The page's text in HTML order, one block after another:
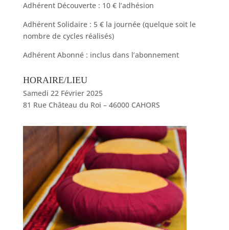
Adhérent Découverte : 10 € l’adhésion
Adhérent Solidaire : 5 € la journée (quelque soit le
nombre de cycles réalisés)
Adhérent Abonné : inclus dans l’abonnement
HORAIRE/LIEU
Samedi 22 Février 2025
81 Rue Château du Roi – 46000 CAHORS